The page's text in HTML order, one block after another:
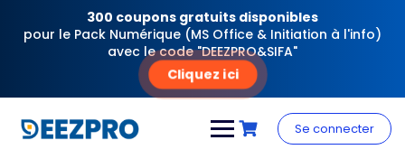
300 coupons gratuits disponibles
pour le Pack Numérique (MS Office & Initiation à l'info)
avec le code "DEEZPRO&SIFA"
Cliquez ici
content
Se connecter